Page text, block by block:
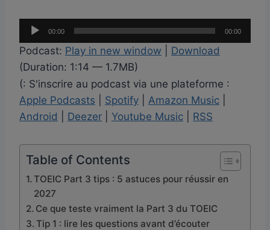
e
c
t
e
u
r
00:00 00:00
Podcast: Play in new window
Download
(Duration: 1:14 — 1.7MB)
(: S'inscrire au podcast via une plateforme :
Apple Podcasts
Spotify Amazon Music
Android
Deezer Youtube Music RSS
Table of Contents
TOEIC Part 3 tips : 5 astuces pour réussir en
2027
Ce que teste vraiment la Part 3 du TOEIC
Tip 1 : lire les questions avant d’écouter